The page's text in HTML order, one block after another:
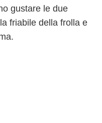
gustare le due
friabile della frolla e